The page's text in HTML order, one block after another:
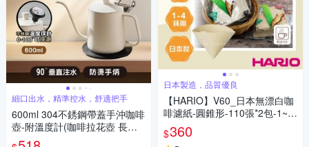
細口出水，精準控水，舒適把手
600ml 304不銹鋼帶蓋手沖咖啡
壺-附溫度計(咖啡拉花壺 長嘴
水壺 鵝嘴壺 細口壺 手沖咖啡
日本製造，品質優良
【HARIO】V60_日本無漂白咖
啡濾紙-圓錐形-110張*2包-1~4
杯用-日本製(VCF-02-110M-T
W*2)
$360